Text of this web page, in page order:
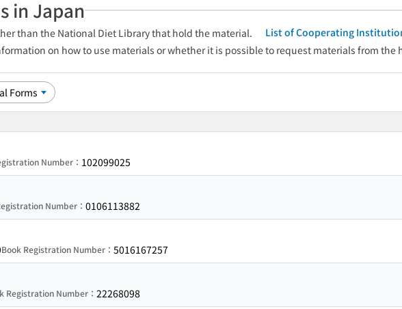
in Japan
than the National Diet Library that hold the material.
List of Cooperating
on how to use materials or whether it is possible to request materials from the
Number： 102099025
Number： 0106113882
Book Registration Number： 5016167257
Registration Number： 22268098